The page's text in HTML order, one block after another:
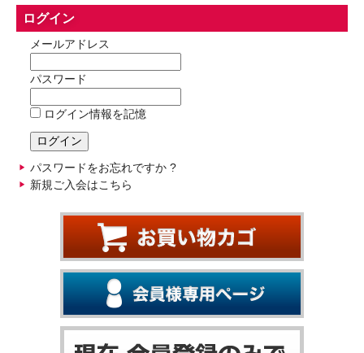
ログイン
メールアドレス
パスワード
ログイン情報を記憶
パスワードをお忘れですか ?
新規ご入会はこちら